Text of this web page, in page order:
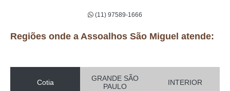
(11) 97589-1666
Regiões onde a Assoalhos São Miguel atende:
Cotia
GRANDE SÃO
PAULO
INTERIOR